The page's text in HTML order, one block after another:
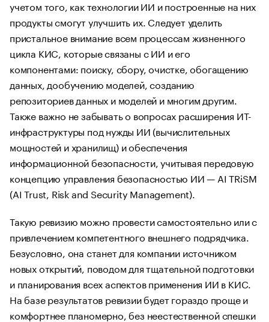
учетом того, как технологии ИИ и построенные на них
продукты смогут улучшить их. Следует уделить
пристальное внимание всем процессам жизненного
цикла КИС, которые связаны с ИИ и его
компонентами: поиску, сбору, очистке, обогащению
данных, дообучению моделей, созданию
репозиториев данных и моделей и многим другим.
Также важно не забывать о вопросах расширения ИТ-
инфраструктуры под нужды ИИ (вычислительных
мощностей и хранилищ) и обеспечения
информационной безопасности, учитывая передовую
концепцию управления безопасностью ИИ — AI TRiSM
(AI Trust, Risk and Security Management).
Такую ревизию можно провести самостоятельно или с
привлечением компетентного внешнего подрядчика.
Безусловно, она станет для компании источником
новых открытий, поводом для тщательной подготовки
и планирования всех аспектов применения ИИ в КИС.
На базе результатов ревизии будет гораздо проще и
комфортнее планомерно, без неестественной спешки